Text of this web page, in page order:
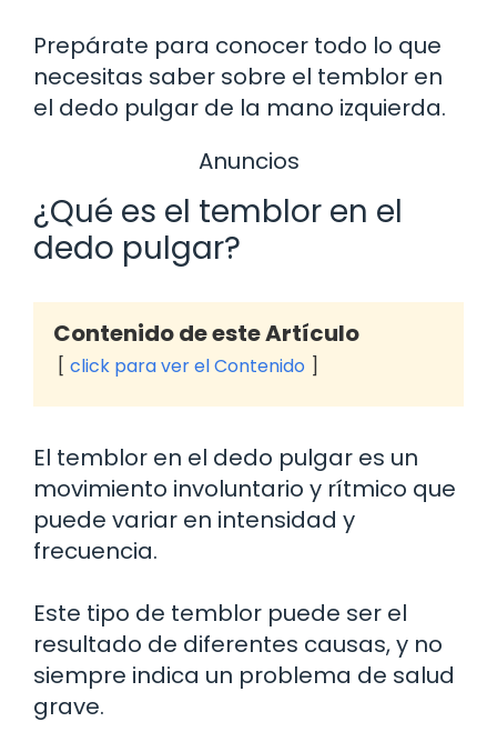
Prepárate para conocer todo lo que
necesitas saber sobre el temblor en
el dedo pulgar de la mano izquierda.
Anuncios
¿Qué es el temblor en el
dedo pulgar?
Contenido de este Artículo
click para ver el Contenido
El temblor en el dedo pulgar es un
movimiento involuntario y rítmico que
puede variar en intensidad y
frecuencia.
Este tipo de temblor puede ser el
resultado de diferentes causas, y no
siempre indica un problema de salud
grave.